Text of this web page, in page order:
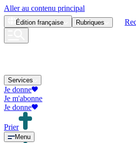
Aller au contenu principal
Édition française Rubriques
Services
Je donne
Je m'abonne
Je donne
Prier
Menu